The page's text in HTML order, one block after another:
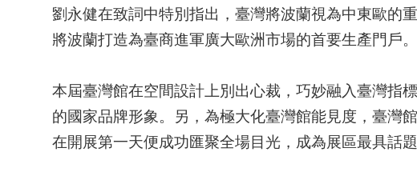
劉永健在致詞中特別指出，臺灣將波蘭視為中東歐的
將波蘭打造為臺商進軍廣大歐洲市場的首要生產門戶。
本屆臺灣館在空間設計上別出心裁，巧妙融入臺灣指
的國家品牌形象。另，為極大化臺灣館能見度，臺灣
在開展第一天便成功匯聚全場目光，成為展區最具話題